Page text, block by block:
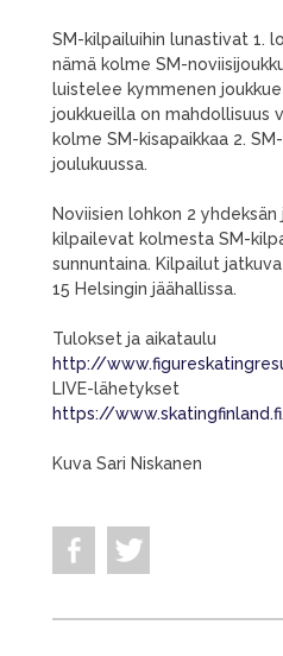
SM-kilpailuihin lunastivat 1.
nämä kolme SM-
luistelee kymmenen
joukkueilla on mahdollisuus
kolme SM-kisapaikkaa 2.
joulukuussa.
Noviisien lohkon 2
kilpailevat kolmesta SM-
sunnuntaina. Kilpailut
15 Helsingin jäähallissa.
Tulokset ja aikataulu
http://
LIVE-lähetykset
https://
Kuva Sari Niskanen